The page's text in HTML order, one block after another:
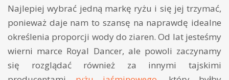
Najlepiej wybrać jedną markę ryżu i się jej trzymać,
ponieważ daje nam to szansę na naprawdę idealne
określenia proporcji wody do ziaren. Od lat jesteśmy
wierni marce Royal Dancer, ale powoli zaczynamy
się rozglądać również za innymi tajskimi